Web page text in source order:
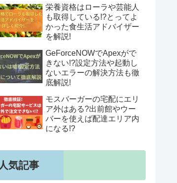
栄養資格はローラや芸能人
も取得している!?とってよ
かった食生活アドバイザー
を解説!
GeForceNOWでApexがで
きない!?設定方法や起動し
ないエラーの解決方法も徹
底解説!
モスバーガーの宅配にエリ
ア外はある?出前館やウー
バーを使えば配達エリア内
になる!?
人気記事